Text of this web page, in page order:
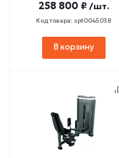
258 800 ₽ /шт.
Код товара: spt0045038
В корзину